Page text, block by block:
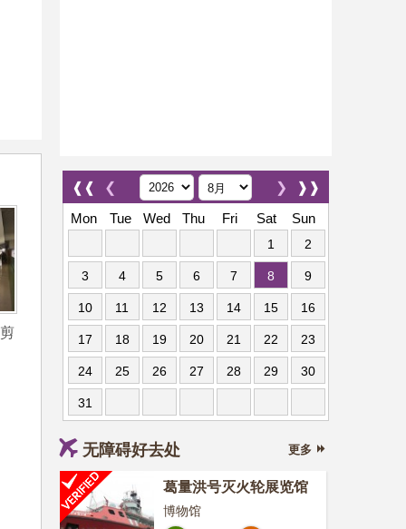
❰❰ ❮ ❱❱
❯
Mon
Tue Wed Thu Fri Sat Sun
1 2
3 4 5 6 7 8 9
10 11 12 13 14 15 16
17 18 19 20 21 22 23
24 25 26 27 28 29 30
31
无障碍好去处 更多
葛量洪号灭火轮展览馆
博物馆